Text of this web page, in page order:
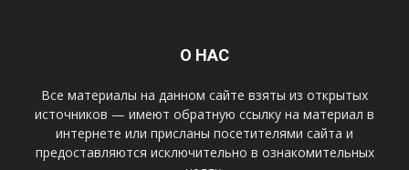
О НАС
Все материалы на данном сайте взяты из открытых
источников — имеют обратную ссылку на материал в
интернете или присланы посетителями сайта и
предоставляются исключительно в ознакомительных